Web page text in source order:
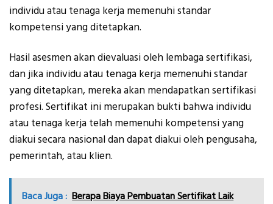
individu atau tenaga kerja memenuhi standar
kompetensi yang ditetapkan.
Hasil asesmen akan dievaluasi oleh lembaga sertifikasi,
dan jika individu atau tenaga kerja memenuhi standar
yang ditetapkan, mereka akan mendapatkan sertifikasi
profesi. Sertifikat ini merupakan bukti bahwa individu
atau tenaga kerja telah memenuhi kompetensi yang
diakui secara nasional dan dapat diakui oleh pengusaha,
pemerintah, atau klien.
Baca Juga : Berapa Biaya Pembuatan Sertifikat Laik